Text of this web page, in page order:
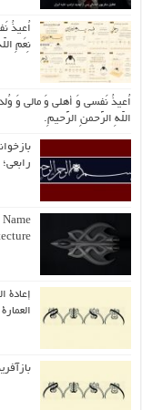
اُعیذُ
نِعَمِ
اُعیذُ نَفسی وَ أهلی وَ مالی وَ
اللّهِ الرَّحمنِ الرَّحیمِ.
إعادة
العمارة